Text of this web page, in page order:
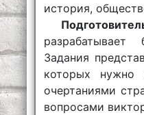
история,
Задания
которых нужно
очертаниями
вопросами